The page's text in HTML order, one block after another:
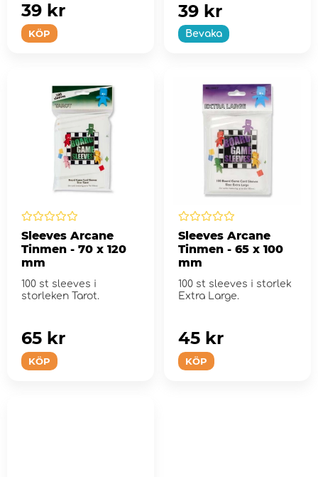
KÖP
39 kr
Bevaka
39 kr
Sleeves Arcane
Tinmen - 70 x 120
mm
100 st sleeves i
storleken Tarot.
KÖP
65 kr
Sleeves Arcane
Tinmen - 65 x 100
mm
100 st sleeves i storlek
Extra Large.
KÖP
45 kr